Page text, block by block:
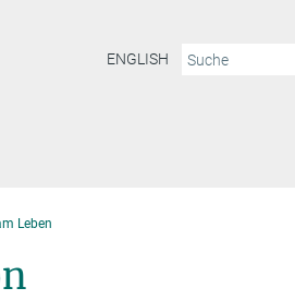
ENGLISH
Leben